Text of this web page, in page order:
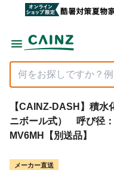
【CAINZ-DASH】積水
ニボール式） 呼び径
MV6MH【別送品】
メーカー直送